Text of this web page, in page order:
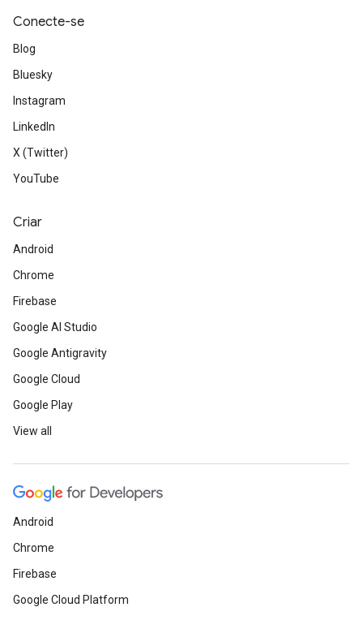
Conecte-se
Blog
Bluesky
Instagram
LinkedIn
X (Twitter)
YouTube
Criar
Android
Chrome
Firebase
Google AI Studio
Google Antigravity
Google Cloud
Google Play
View all
Android
Chrome
Firebase
Google Cloud Platform